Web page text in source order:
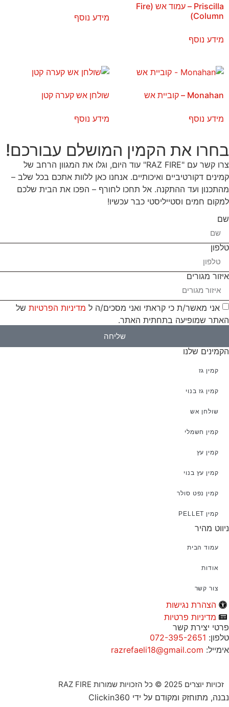
Priscilla – עמוד אש (Fire
Column)
מידע נוסף
מידע נוסף
Monahan – קוביית אש
מידע נוסף
שולחן אש קערה קטן
מידע נוסף
בחרו את הקמין המושלם עבורכם!
צרו קשר עם "RAZ FIRE" עוד היום, וגלו את המגוון הרחב של
קמינים דקורטיביים ואיכותיים. אנחנו כאן ללוות אתכם בכל שלב –
מהתכנון ועד ההתקנה. אל תחכו לחורף – הפכו את הבית שלכם
למקום חמים וסטייליסטי כבר עכשיו!
שם
טלפון
איזור מגורים
אני מאשר/ת כי קראתי ואני מסכים/ה ל מדיניות הפרטיות של
האתר שמופיעה בתחתית האתר.
שליחה
הקמינים שלנו
קמין גז
קמין גז בנוי
שולחן אש
קמין חשמלי
קמין עץ
קמין עץ בנוי
קמין נפט סולר
קמין PELLET
ניווט מהיר
עמוד הבית
אודות
צור קשר
הצהרת נגישות
מדיניות פרטיות
פרטי יצירת קשר
טלפון: 072-395-2651
אימייל: razrefaeli18@gmail.com
זכויות יוצרים 2025 © כל הזכויות שמורות RAZ FIRE
נבנה, מתוחזק ומקודם על ידי Clickin360